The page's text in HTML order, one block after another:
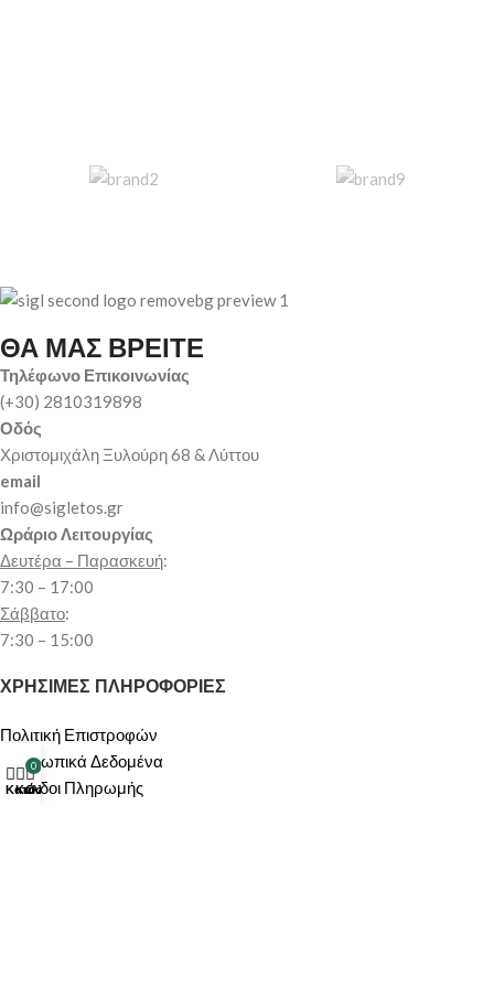
ΘΑ ΜΑΣ ΒΡΕΙΤΕ
Τηλέφωνο Επικοινωνίας
(+30) 2810319898
Οδός
Χριστομιχάλη Ξυλούρη 68 & Λύττου
email
info@sigletos.gr
Ωράριο Λειτουργίας
Δευτέρα – Παρασκευή:
7:30 – 17:00
Σάββατο:
7:30 – 15:00
ΧΡΗΣΙΜΕΣ ΠΛΗΡΟΦΟΡΙΕΣ
Πολιτική Επιστροφών
Προσωπικά Δεδομένα
Μέθοδοι Πληρωμής
Κατάστημα
0
Καλάθι
Ο λογαριασμός μου